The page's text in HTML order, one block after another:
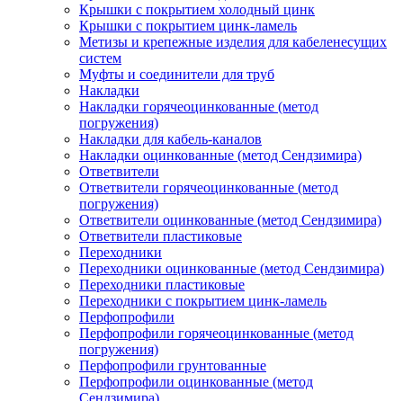
Крышки с покрытием холодный цинк
Крышки с покрытием цинк-ламель
Метизы и крепежные изделия для кабеленесущих
систем
Муфты и соединители для труб
Накладки
Накладки горячеоцинкованные (метод
погружения)
Накладки для кабель-каналов
Накладки оцинкованные (метод Сендзимира)
Ответвители
Ответвители горячеоцинкованные (метод
погружения)
Ответвители оцинкованные (метод Сендзимира)
Ответвители пластиковые
Переходники
Переходники оцинкованные (метод Сендзимира)
Переходники пластиковые
Переходники с покрытием цинк-ламель
Перфопрофили
Перфопрофили горячеоцинкованные (метод
погружения)
Перфопрофили грунтованные
Перфопрофили оцинкованные (метод
Сендзимира)